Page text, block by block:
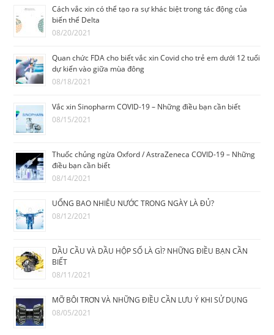
Cách vắc xin có thể tạo ra sự khác biệt trong tác động của
biến thể Delta
08/20/2021
Quan chức FDA cho biết vắc xin Covid cho trẻ em dưới 12 tuổi
dự kiến vào giữa mùa đông
08/18/2021
Vắc xin Sinopharm COVID-19 – Những điều bạn cần biết
08/15/2021
Thuốc chủng ngừa Oxford / AstraZeneca COVID-19 – Những
điều bạn cần biết
08/14/2021
UỐNG BAO NHIÊU NƯỚC TRONG NGÀY LÀ ĐỦ?
08/12/2021
DẦU CẦU VÀ DẦU HỘP SỐ LÀ GÌ? NHỮNG ĐIỀU BẠN CẦN
BIẾT
08/11/2021
MỠ BÔI TRƠN VÀ NHỮNG ĐIỀU CẦN LƯU Ý KHI SỬ DỤNG
08/05/2021